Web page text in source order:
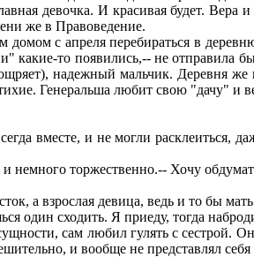
девочка. И красивая будет. Вера
же в Правоведение.
с апреля перебираться в
какие-то появились,-- не
надежный мальчик. Деревня же
Генеральша любит свою "дачу" и
вместе, и не могли расклеиться,
торжественно.-- Хочу
а взрослая девица, ведь и то бы
один сходить. Я приеду, тогда
сам любил гулять с сестрой.
и вообще не представлял